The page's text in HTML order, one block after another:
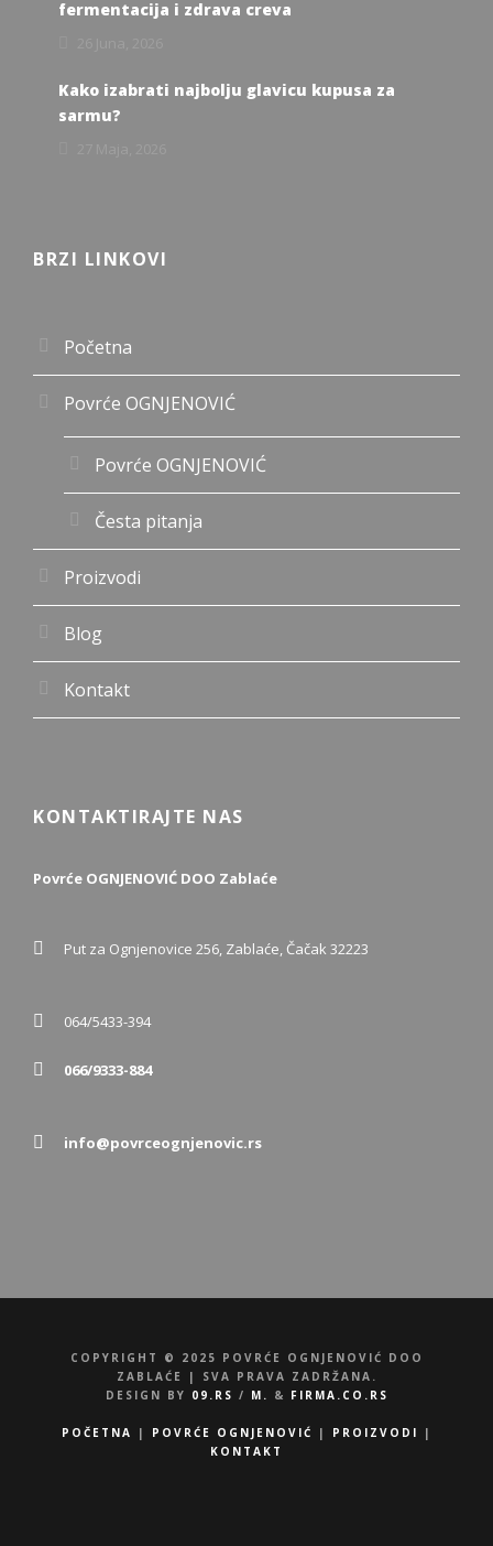
fermentacija i zdrava creva
Kako izabrati najbolju glavicu kupusa za
sarmu?
BRZI LINKOVI
Početna
Povrće OGNJENOVIĆ
Povrće OGNJENOVIĆ
Česta pitanja
Proizvodi
Blog
Kontakt
KONTAKTIRAJTE NAS
Povrće OGNJENOVIĆ DOO Zablaće
Put za Ognjenovice 256, Zablaće, Čačak 32223
064/5433-394
066/9333-884
info@povrceognjenovic.rs
COPYRIGHT © 2025 POVRĆE OGNJENOVIĆ DOO
ZABLAĆE | SVA PRAVA ZADRŽANA.
DESIGN BY 09.RS / M. & FIRMA.CO.RS
POČETNA | POVRĆE OGNJENOVIĆ | PROIZVODI
|
KONTAKT